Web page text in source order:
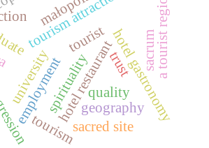
employment
universityhotel restauranthotel gastronomy
tourism attractions
quality
tourism
tourist
geography
sacrum
sacred site
a tourist region
spirituality trust